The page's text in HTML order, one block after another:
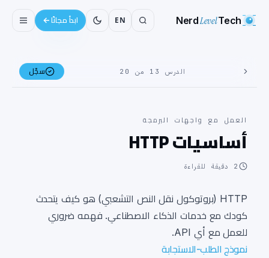
NerdLevelTech
EN ابدأ مجانًا
الدرس 13 من 20 سجّل
العمل مع واجهات البرمجة
أساسيات HTTP
2 دقيقة للقراءة
HTTP (بروتوكول نقل النص التشعبي) هو كيف يتحدث
كودك مع خدمات الذكاء الاصطناعي. فهمه ضروري
للعمل مع أي API.
نموذج الطلب-الاستجابة